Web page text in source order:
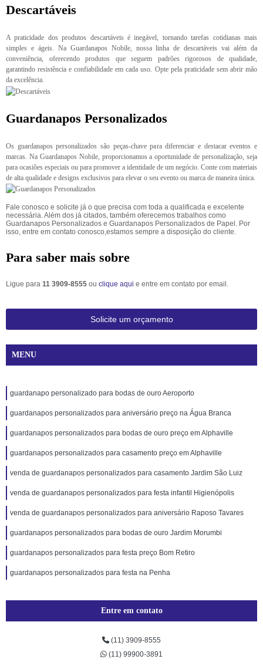
Descartáveis
A praticidade dos produtos descartáveis é inegável, tornando tarefas cotidianas mais
simples e ágeis. Na Guardanapos Nobile, nossa linha de descartáveis vai além da
conveniência, oferecendo produtos que seguem padrões rigorosos de qualidade,
garantindo resistência e confiabilidade em cada uso. Opte pela praticidade sem abrir mão
da excelência.
Guardanapos Personalizados
Os guardanapos personalizados são peças-chave para diferenciar e destacar eventos e
marcas. Na Guardanapos Nobile, proporcionamos a oportunidade de personalização, seja
para ocasiões especiais ou para promover a identidade de um negócio. Conte com materiais
de alta qualidade e designs exclusivos para elevar o seu evento ou marca de maneira única.
Fale conosco e solicite já o que precisa com toda a qualificada e excelente
necessária. Além dos já citados, também oferecemos trabalhos como
Guardanapos Personalizados e Guardanapos Personalizados de Papel. Por
isso, entre em contato conosco,estamos sempre a disposição do cliente.
Para saber mais sobre
Ligue para 11 3909-8555 ou clique aqui e entre em contato por email.
Solicite um orçamento
MENU
guardanapo personalizado para bodas de ouro Aeroporto
guardanapos personalizados para aniversário preço na Água Branca
guardanapos personalizados para bodas de ouro preço em Alphaville
guardanapos personalizados para casamento preço em Alphaville
venda de guardanapos personalizados para casamento Jardim São Luiz
venda de guardanapos personalizados para festa infantil Higienópolis
venda de guardanapos personalizados para aniversário Raposo Tavares
guardanapos personalizados para bodas de ouro Jardim Morumbi
guardanapos personalizados para festa preço Bom Retiro
guardanapos personalizados para festa na Penha
Entre em contato
(11) 3909-8555
(11) 99900-3891